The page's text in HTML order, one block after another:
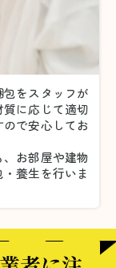
をスタッフが
に応じて適切
で安心してお
お部屋や建物
養生を行いま